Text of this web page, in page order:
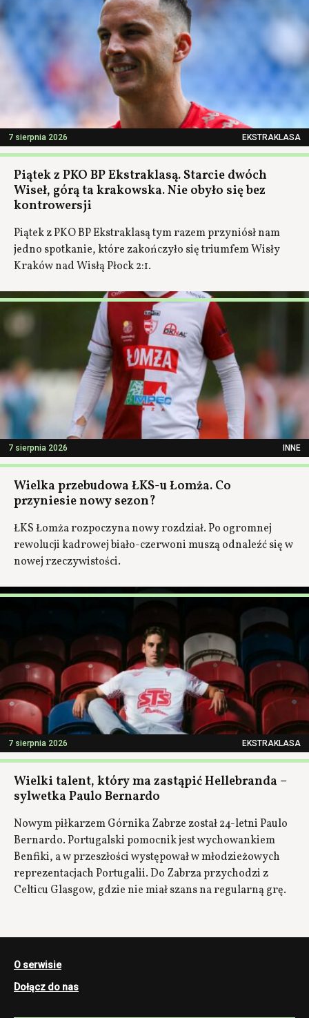
7 sierpnia 2026 EKSTRAKLASA
Piątek z PKO BP Ekstraklasą. Starcie dwóch
Wiseł, górą ta krakowska. Nie obyło się bez
kontrowersji
Piątek z PKO BP Ekstraklasą tym razem przyniósł nam
jedno spotkanie, które zakończyło się triumfem Wisły
Kraków nad Wisłą Płock 2:1.
7 sierpnia 2026 INNE
Wielka przebudowa ŁKS-u Łomża. Co
przyniesie nowy sezon?
ŁKS Łomża rozpoczyna nowy rozdział. Po ogromnej
rewolucji kadrowej biało-czerwoni muszą odnaleźć się w
nowej rzeczywistości.
7 sierpnia 2026 EKSTRAKLASA
Wielki talent, który ma zastąpić Hellebranda –
sylwetka Paulo Bernardo
Nowym piłkarzem Górnika Zabrze został 24-letni Paulo
Bernardo. Portugalski pomocnik jest wychowankiem
Benfiki, a w przeszłości występował w młodzieżowych
reprezentacjach Portugalii. Do Zabrza przychodzi z
Celticu Glasgow, gdzie nie miał szans na regularną grę.
O serwisie
Dołącz do nas